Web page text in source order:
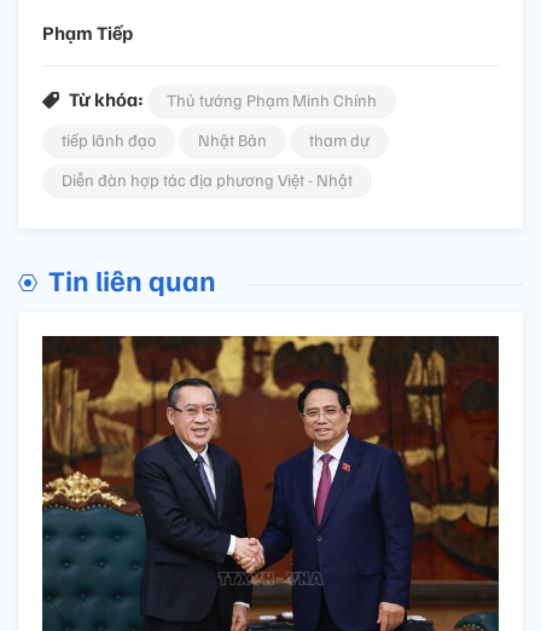
Phạm Tiếp
Từ khóa:
Thủ tướng Phạm Minh Chính
tiếp lãnh đạo
Nhật Bản
tham dự
Diễn đàn hợp tác địa phương Việt - Nhật
Tin liên quan